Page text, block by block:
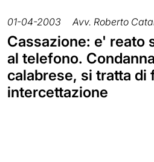
01-04-2003 Avv. Roberto
Cassazione: e' reato
al telefono.
calabrese, si tratta di
intercettazione